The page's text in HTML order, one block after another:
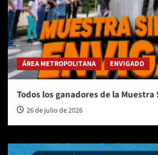
ÁREA METROPOLITANA ENVIGADO
Todos los ganadores de la
26 de julio de 2026